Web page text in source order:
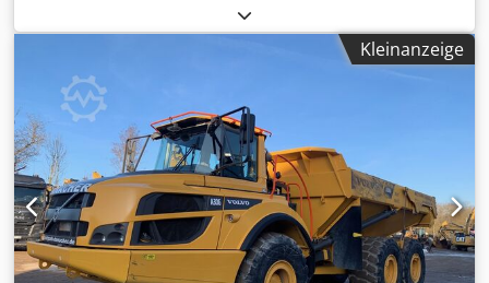
, Betriebsstunden:
HD405-7 Baujahr: 2006 Betriebsstunden: 27.056 std.
geschlossene Kabine Radio Klimaanlage Codpfx Aoyx Hg
Ijpterf Rückfahrkamera Muldenheizung Muldenzustand :
30-40% erhalten Zentralschmieranlage Reifengroße:
18.00R33: ca. 30-40% erhalten Motor mit 371 kW CE / EPA
Einsatzgewicht: 35 to.
Kleinanzeige